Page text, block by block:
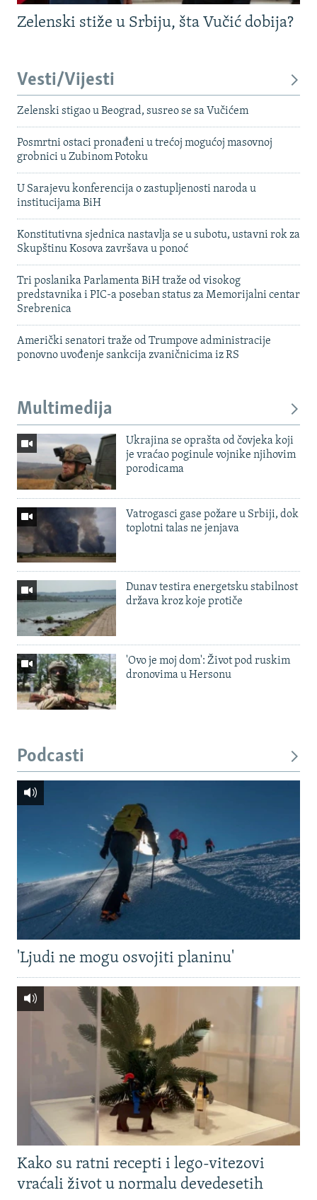
Zelenski stiže u Srbiju, šta Vučić dobija?
Vesti/Vijesti
Zelenski stigao u Beograd, susreo se sa Vučićem
Posmrtni ostaci pronađeni u trećoj mogućoj masovnoj
grobnici u Zubinom Potoku
U Sarajevu konferencija o zastupljenosti naroda u
institucijama BiH
Konstitutivna sjednica nastavlja se u subotu, ustavni rok za
Skupštinu Kosova završava u ponoć
Tri poslanika Parlamenta BiH traže od visokog
predstavnika i PIC-a poseban status za Memorijalni centar
Srebrenica
Američki senatori traže od Trumpove administracije
ponovno uvođenje sankcija zvaničnicima iz RS
Multimedija
Ukrajina se oprašta od čovjeka koji
je vraćao poginule vojnike njihovim
porodicama
Vatrogasci gase požare u Srbiji, dok
toplotni talas ne jenjava
Dunav testira energetsku stabilnost
država kroz koje protiče
'Ovo je moj dom': Život pod ruskim
dronovima u Hersonu
Podcasti
'Ljudi ne mogu osvojiti planinu'
Kako su ratni recepti i lego-vitezovi
vraćali život u normalu devedesetih